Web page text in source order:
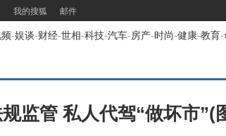
我的搜狐 邮件
-娱谈-财经-世相-科技-汽车-房产-时尚-健康-教育-
监管 私人代驾“做坏市”(